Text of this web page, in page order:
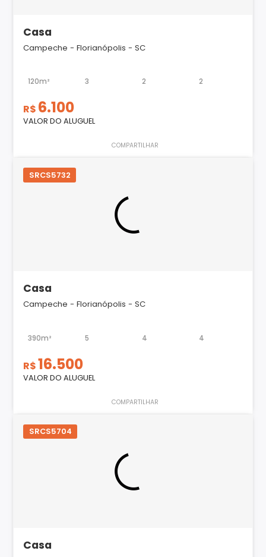
Casa
Campeche - Florianópolis - SC
120m² 3 2 2
R$ 6.100
VALOR DO ALUGUEL
COMPARTILHAR
SRCS5732
Casa
Campeche - Florianópolis - SC
390m² 5 4 4
R$16.500
VALOR DO ALUGUEL
COMPARTILHAR
SRCS5704
Casa